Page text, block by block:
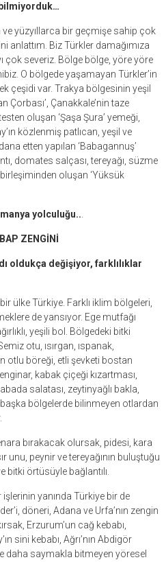
ve yüzyıllarca bir geçmişe sahip çok
anlattım. Biz Türkler damağımıza
çok severiz. Bölge bölge, yöre yöre
O bölgede yaşamayan Türkler’in
çeşidi var. Trakya bölgesinin yeşil
Çorbası’, Çanakkale’nin taze
oluşan ‘Şaşa Şura’ yemeği,
közlenmiş patlıcan, yeşil ve
etten yapılan ‘Babagannuş’
domates salçası, tereyağı, süzme
oluşan ‘Yüksük
yolculuğu..
ZENGİNİ
oldukça değişiyor, farklılıklar
ülke Türkiye. Farklı iklim bölgeleri,
de yansıyor. Ege mutfağı
yeşili bol. Bölgedeki bitki
otu, ısırgan, ıspanak,
otlu böreği, etli şevketi bostan
kabak çiçeği kızartması,
salatası, zeytinyağlı bakla,
bölgelerde bilinmeyen otlardan
bırakacak olursak, pidesi, kara
unu, peynir ve tereyağının buluştuğu
bitki örtüsüyle bağlantılı.
yanında Türkiye bir de
döneri, Adana ve Urfa’nın zengin
Erzurum’un cağ kebabı,
sini kebabı, Ağrı’nın Abdigör
daha saymakla bitmeyen yöresel